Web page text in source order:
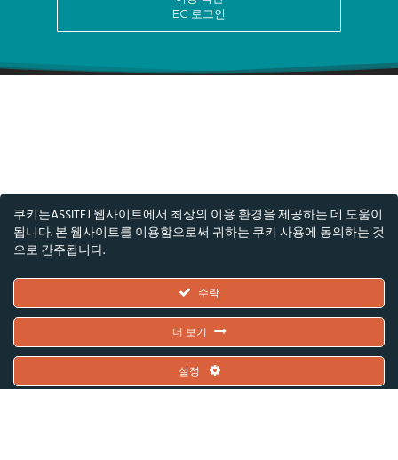
EC 로그인
© ASSITEJ - 국제 아동·청소년 연극 및 공연예술 협
회
Nørregade 26, 1층, 1165 코펜하겐, 덴마크
VAT/CVR 번호: DK45650561
쿠키는ASSITEJ 웹사이트에서 최상의 이용 환경을 제공하는 데 도움이
됩니다. 본 웹사이트를 이용함으로써 귀하는 쿠키 사용에 동의하는 것
으로 간주됩니다.
수락
더 보기
설정